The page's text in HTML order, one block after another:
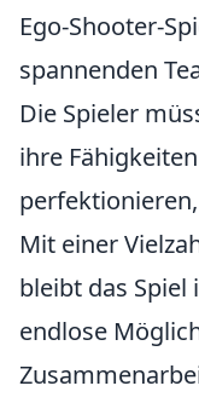
Ego-Shooter-
spannenden
Die Spieler
ihre
Mit einer
bleibt das
endlose